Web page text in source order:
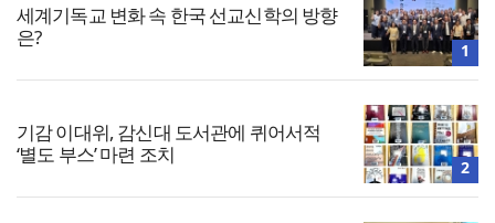
세계기독교 변화 속 한국 선교신학의 방향
은?
1
기감 이대위, 감신대 도서관에 퀴어서적
‘별도 부스’ 마련 조치
2